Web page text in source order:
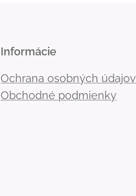
Informácie
Ochrana osobných údajov
Obchodné podmienky